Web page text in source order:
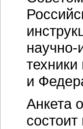
научно-
и
Анкета